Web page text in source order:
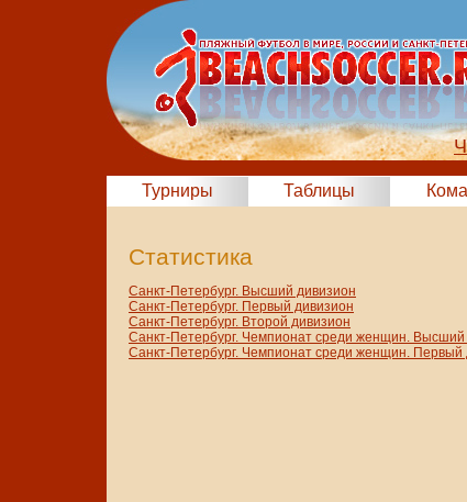
Турниры Таблицы
Статистика
Санкт-Петербург. Высший дивизион
Санкт-Петербург. Первый дивизион
Санкт-Петербург. Второй дивизион
Санкт-Петербург. Чемпионат среди женщин. Высший
Санкт-Петербург. Чемпионат среди женщин. Первый